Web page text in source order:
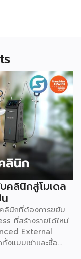
คลินิกสู่โมเดล
ลินิกที่ต้องการขยับ
ที่สร้างรายได้ใหม่
External
งแบบเช่าและซื้อ